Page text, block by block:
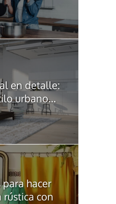
en detalle:
urbano...
para hacer
rústica con